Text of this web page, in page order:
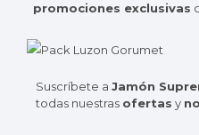
promociones exclusivas
Suscríbete a Jamón
todas nuestras ofertas y